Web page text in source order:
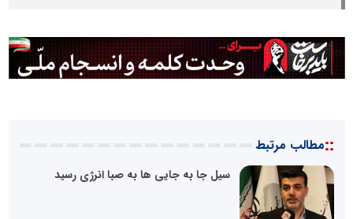
::مطالب مرتبط
سیل جا به جایی ها به صبا انرژی رسید